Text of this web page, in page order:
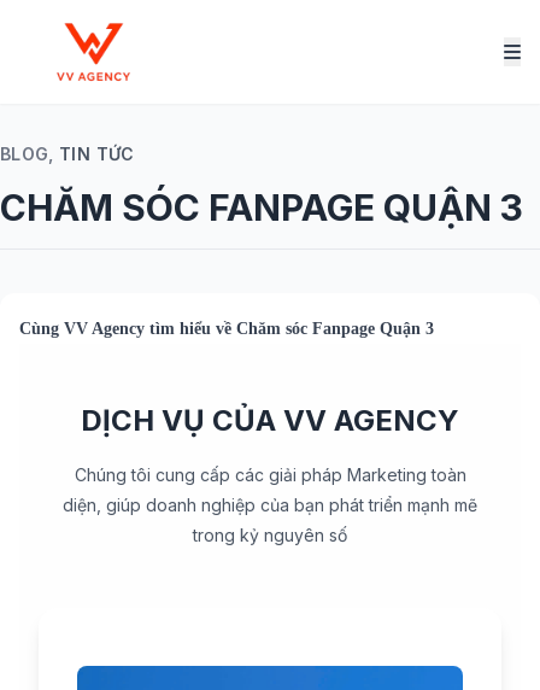
BLOG, TIN TỨC
CHĂM SÓC FANPAGE QUẬN 3
Cùng VV Agency tìm hiểu về Chăm sóc Fanpage Quận 3
DỊCH VỤ CỦA VV AGENCY
Chúng tôi cung cấp các giải pháp Marketing toàn
diện, giúp doanh nghiệp của bạn phát triển mạnh mẽ
trong kỷ nguyên số